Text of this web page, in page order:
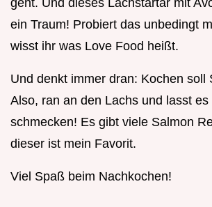
geht. Und dieses Lachstartar mit
ein Traum! Probiert das unbedingt
wisst ihr was Love Food heißt.
Und denkt immer dran: Kochen soll
Also, ran an den Lachs und lasst es
schmecken! Es gibt viele Salmon
dieser ist mein Favorit.
Viel Spaß beim Nachkochen!